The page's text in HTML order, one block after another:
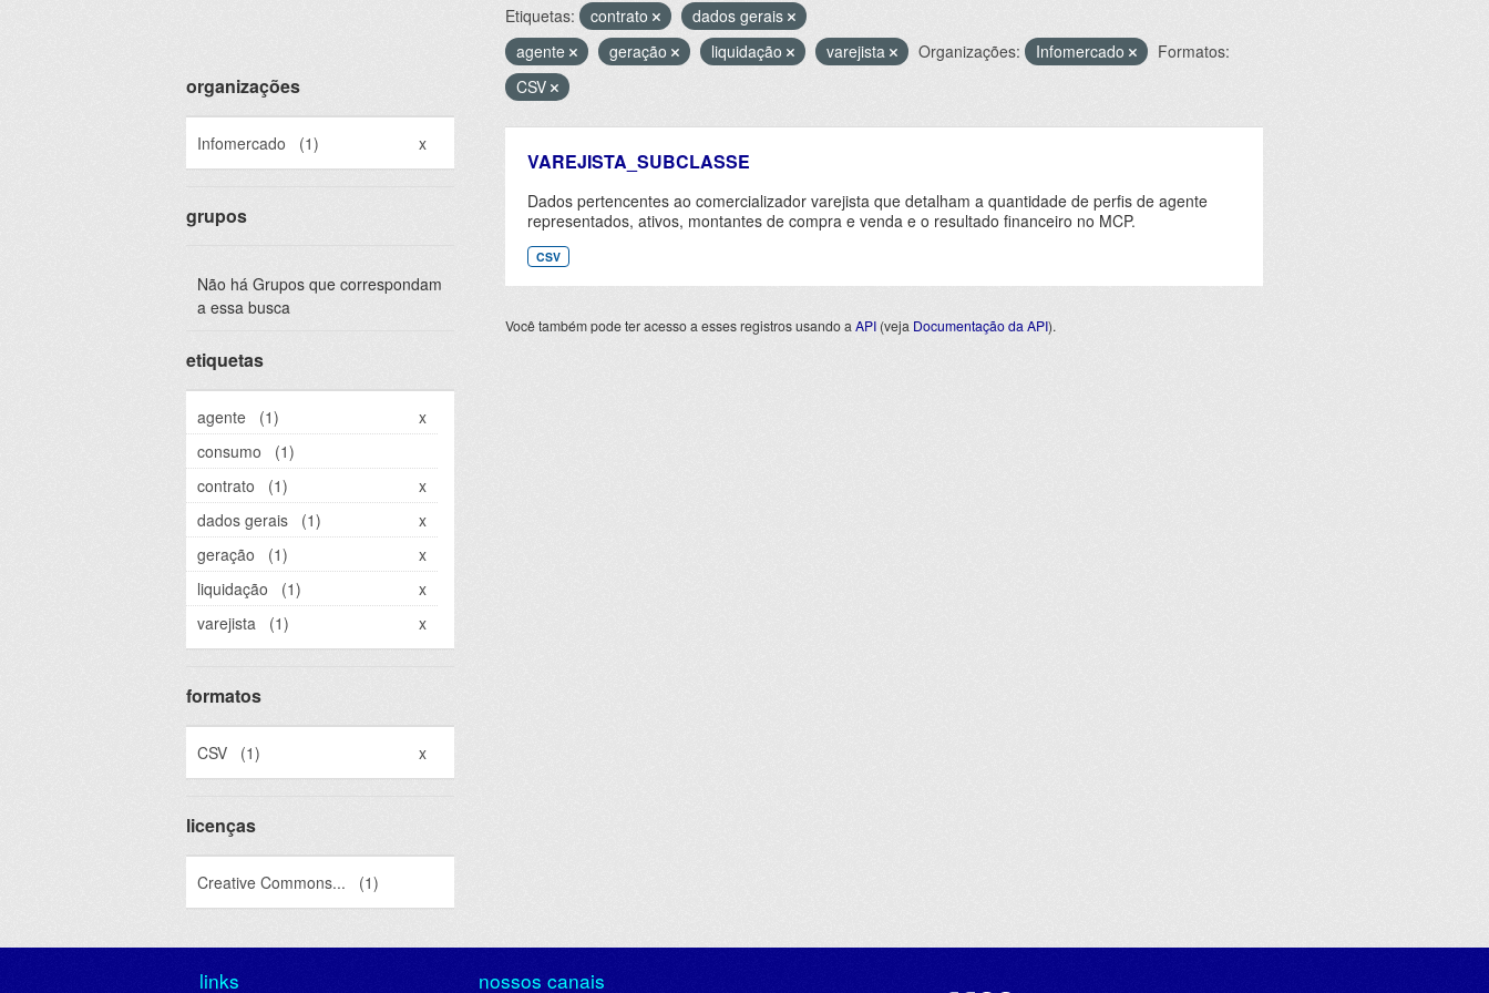
organizações
Infomercado (1) x
grupos
Não há Grupos que correspondam
a essa busca
etiquetas
agente (1)
x
consumo
(1)
contrato
(1)
x
dados gerais
(1)
x
geração
(1)
x
liquidação
(1)
x
varejista
(1) x
formatos
CSV (1) x
licenças
Creative Commons... (1)
Etiquetas: contrato
dados gerais
agente
geração liquidação varejista Organizações: Infomercado
Formatos:
CSV
VAREJISTA_SUBCLASSE
Dados pertencentes ao comercializador varejista que detalham a quantidade de perfis de agente
representados, ativos, montantes de compra e venda e o resultado financeiro no MCP.
CSV
Você também pode ter acesso a esses registros usando a API (veja Documentação da API).
links nossos canais